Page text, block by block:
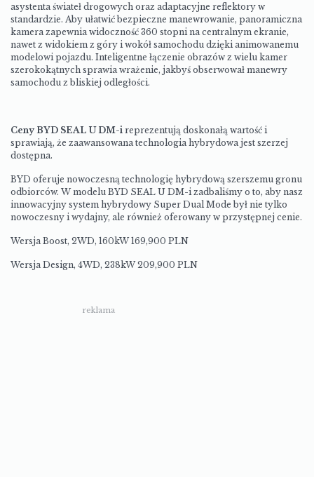
asystenta świateł drogowych oraz adaptacyjne reflektory w
standardzie. Aby ułatwić bezpieczne manewrowanie, panoramiczna
kamera zapewnia widoczność 360 stopni na centralnym ekranie,
nawet z widokiem z góry i wokół samochodu dzięki animowanemu
modelowi pojazdu. Inteligentne łączenie obrazów z wielu kamer
szerokokątnych sprawia wrażenie, jakbyś obserwował manewry
samochodu z bliskiej odległości.
Ceny BYD SEAL U DM-i reprezentują doskonałą wartość i
sprawiają, że zaawansowana technologia hybrydowa jest szerzej
dostępna.
BYD oferuje nowoczesną technologię hybrydową szerszemu gronu
odbiorców. W modelu BYD SEAL U DM-i zadbaliśmy o to, aby nasz
innowacyjny system hybrydowy Super Dual Mode był nie tylko
nowoczesny i wydajny, ale również oferowany w przystępnej cenie.
Wersja Boost, 2WD, 160kW 169,900 PLN
Wersja Design, 4WD, 238kW 209,900 PLN
reklama